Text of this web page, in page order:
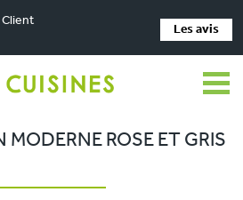
Client
Les avis
de cuisine > Cuisiniste VILLEREAL >
moderne rose et gris
MODERNE ROSE ET GRIS